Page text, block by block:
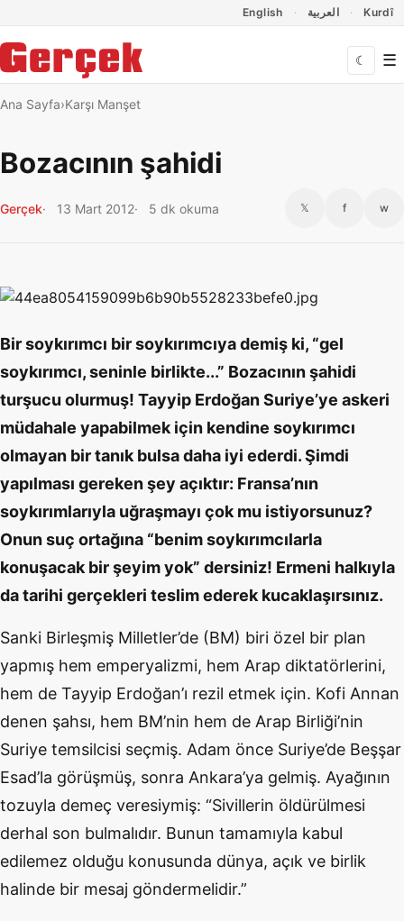
English العربية Kurdî
☾ ☰
Ana Sayfa Karşı Manşet
Bozacının şahidi
Gerçek 13 Mart 2012 5 dk okuma 𝕏 f w
Bir soykırımcı bir soykırımcıya demiş ki, “gel
soykırımcı, seninle birlikte...” Bozacının şahidi
turşucu olurmuş! Tayyip Erdoğan Suriye’ye askeri
müdahale yapabilmek için kendine soykırımcı
olmayan bir tanık bulsa daha iyi ederdi. Şimdi
yapılması gereken şey açıktır: Fransa’nın
soykırımlarıyla uğraşmayı çok mu istiyorsunuz?
Onun suç ortağına “benim soykırımcılarla
konuşacak bir şeyim yok” dersiniz! Ermeni halkıyla
da tarihi gerçekleri teslim ederek kucaklaşırsınız.
Sanki Birleşmiş Milletler’de (BM) biri özel bir plan
yapmış hem emperyalizmi, hem Arap diktatörlerini,
hem de Tayyip Erdoğan’ı rezil etmek için. Kofi Annan
denen şahsı, hem BM’nin hem de Arap Birliği’nin
Suriye temsilcisi seçmiş. Adam önce Suriye’de Beşşar
Esad’la görüşmüş, sonra Ankara’ya gelmiş. Ayağının
tozuyla demeç veresiymiş: “Sivillerin öldürülmesi
derhal son bulmalıdır. Bunun tamamıyla kabul
edilemez olduğu konusunda dünya, açık ve birlik
halinde bir mesaj göndermelidir.”